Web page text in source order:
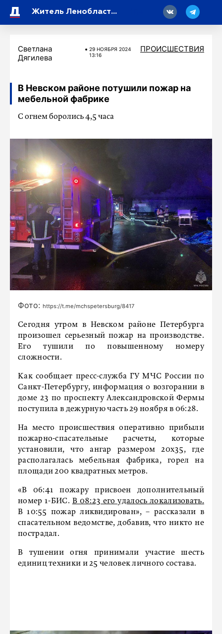
Житель Ленобласти фиктивно зарегистрировал пять мигрантов и заработал уголовное дело
Светлана
Дягилева
29 НОЯБРЯ 2024
13:16
ПРОИСШЕСТВИЯ
В Невском районе потушили пожар на
мебельной фабрике
С огнем боролись 4,5 часа
Фото: https://t.me/mchspetersburg/8417
Сегодня утром в Невском районе Петербурга
произошел серьезный пожар на производстве.
Его тушили по повышенному номеру
сложности.
Как сообщает пресс-служба ГУ МЧС России по
Санкт-Петербургу, информация о возгорании в
доме 23 по проспекту Александровской Фермы
поступила в дежурную часть 29 ноября в 06:28.
На место происшествия оперативно прибыли
пожарно-спасательные расчеты, которые
установили, что ангар размером 20х35, где
располагалась мебельная фабрика, горел на
площади 200 квадратных метров.
«В 06:41 пожару присвоен дополнительный
номер 1-БИС. В 08:23 его удалось локализовать.
В 10:55 пожар ликвидирован», – рассказали в
спасательном ведомстве, добавив, что никто не
пострадал.
В тушении огня принимали участие шесть
единиц техники и 25 человек личного состава.